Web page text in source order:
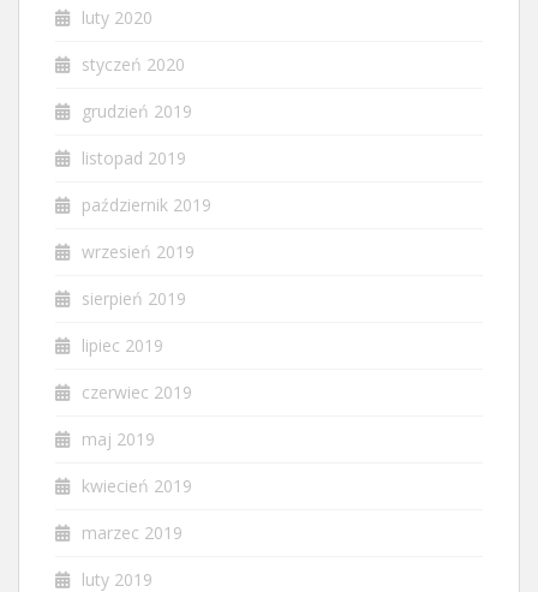
luty 2020
styczeń 2020
grudzień 2019
listopad 2019
październik 2019
wrzesień 2019
sierpień 2019
lipiec 2019
czerwiec 2019
maj 2019
kwiecień 2019
marzec 2019
luty 2019